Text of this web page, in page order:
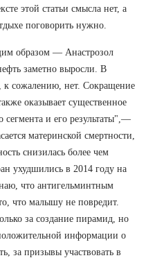
этой статьи смысла нет, а
поговорить нужно.
образом — Анастрозол
заметно выросли. В
к сожалению, нет. Сокращение
оказывает существенное
сегмента и его результаты",—
материнской смертности,
снизилась более чем
ухудшились в 2014 году на
что антигельминтным
что малышу не повредит.
за создание пирамид, но
информации о
за призывы участвовать в